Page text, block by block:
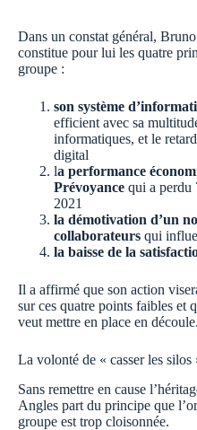
Dans un constat général,
constitue pour lui les quatre
groupe :
son système
efficient avec sa
informatiques, et le
digital
la performance
Prévoyance qui a perdu
2021
la démotivation d’un
collaborateurs qui
la baisse de la
Il a affirmé que son action
sur ces quatre points faibles et
veut mettre en place en découle.
La volonté de « casser les silos
Sans remettre en cause
Angles part du principe que
groupe est trop cloisonnée.